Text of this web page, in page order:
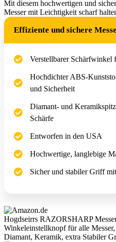
Mit diesem hochwertigen und
Messer mit Leichtigkeit scharf
Effiziente und sichere
Verstellbarer Schärfwinkel
Hochdichter ABS-
und Sicherheit
Diamant- und
Schärfe
Entworfen in den USA
Hochwertige, langlebige
Sicher und stabiler Griff
Hogdseirrs RAZORSHARP
Winkeleinstellknopf für alle
Diamant, Keramik, extra Stabiler